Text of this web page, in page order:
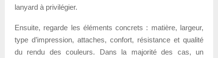
lanyard à privilégier.
Ensuite, regarde les éléments concrets : matière, largeur,
type d’impression, attaches, confort, résistance et qualité
du rendu des couleurs. Dans la majorité des cas, un